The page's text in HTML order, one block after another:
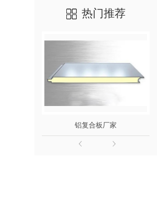
热门推荐
铝复合板厂家